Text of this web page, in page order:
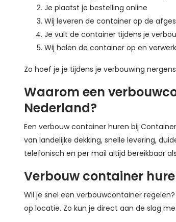
Je plaatst je bestelling online
Wij leveren de container op de
Je vult de container tijdens je
Wij halen de container op en
Zo hoef je je tijdens je verbouwing
Waarom een
Nederland?
Een verbouw container huren bij
van landelijke dekking, snelle levering,
telefonisch en per mail altijd bereikbaar
Verbouw container
Wil je snel een verbouwcontainer
op locatie. Zo kun je direct aan de slag